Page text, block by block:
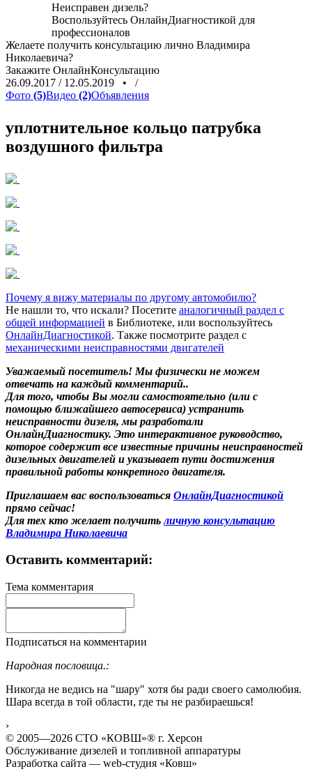
Неисправен дизель?
Воспользуйтесь ОнлайнДиагностикой для
профессионалов
Желаете получить консультацию лично Владимира
Николаевича?
Закажите ОнлайнКонсультацию
26.09.2017 / 12.05.2019 •
/
Фото (5)Видео (2)Объявления
уплотнительное кольцо патрубка
воздушного фильтра
Почему я вижу материалы по другому автомобилю?
Не нашли то, что искали? Посетите аналогичный раздел с
общей информацией в Библиотеке, или воспользуйтесь
ОнлайнДиагностикой. Также посмотрите раздел с
механическими неисправностями двигателей
Уважаемый посетитель! Мы физически не можем
отвечать на каждый комментарий..
Для того, чтобы Вы могли самостоятельно (или с
помощью ближайшего автосервиса) устранить
неисправности дизеля, мы разработали
ОнлайнДиагностику. Это интерактивное руководство,
которое содержит все известные причины неисправностей
дизельных двигателей и указывает пути достижения
правильной работы конкретного двигателя.
Приглашаем вас воспользоваться ОнлайнДиагностикой
прямо сейчас!
Для тех кто желает получитьличную консультацию
Владимира Николаевича
Оставить комментарий:
Тема комментария
Подписаться на комментарии
Народная пословица.:
Никогда не ведись на "шару" хотя бы ради своего самолюбия.
Шара всегда в той области, где ты не разбираешься!
›
© 2005—2026 СТО «КОВШ»® г. Херсон
Обслуживание дизелей и топливной аппаратуры
Разработка сайта — web-студия «Ковш»